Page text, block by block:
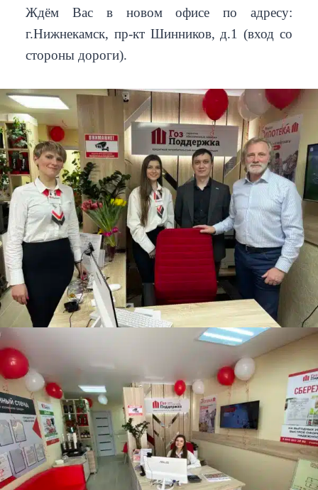
Ждём Вас в новом офисе по адресу:
г.Нижнекамск, пр-кт Шинников, д.1 (вход со
стороны дороги).